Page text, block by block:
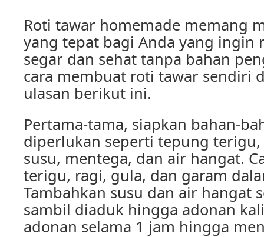
Roti tawar homemade memang
yang tepat bagi Anda yang ingin
segar dan sehat tanpa bahan
cara membuat roti tawar sendiri
ulasan berikut ini.
Pertama-tama, siapkan bahan-
diperlukan seperti tepung
susu, mentega, dan air hangat.
terigu, ragi, gula, dan garam
Tambahkan susu dan air hangat
sambil diaduk hingga adonan
adonan selama 1 jam hingga